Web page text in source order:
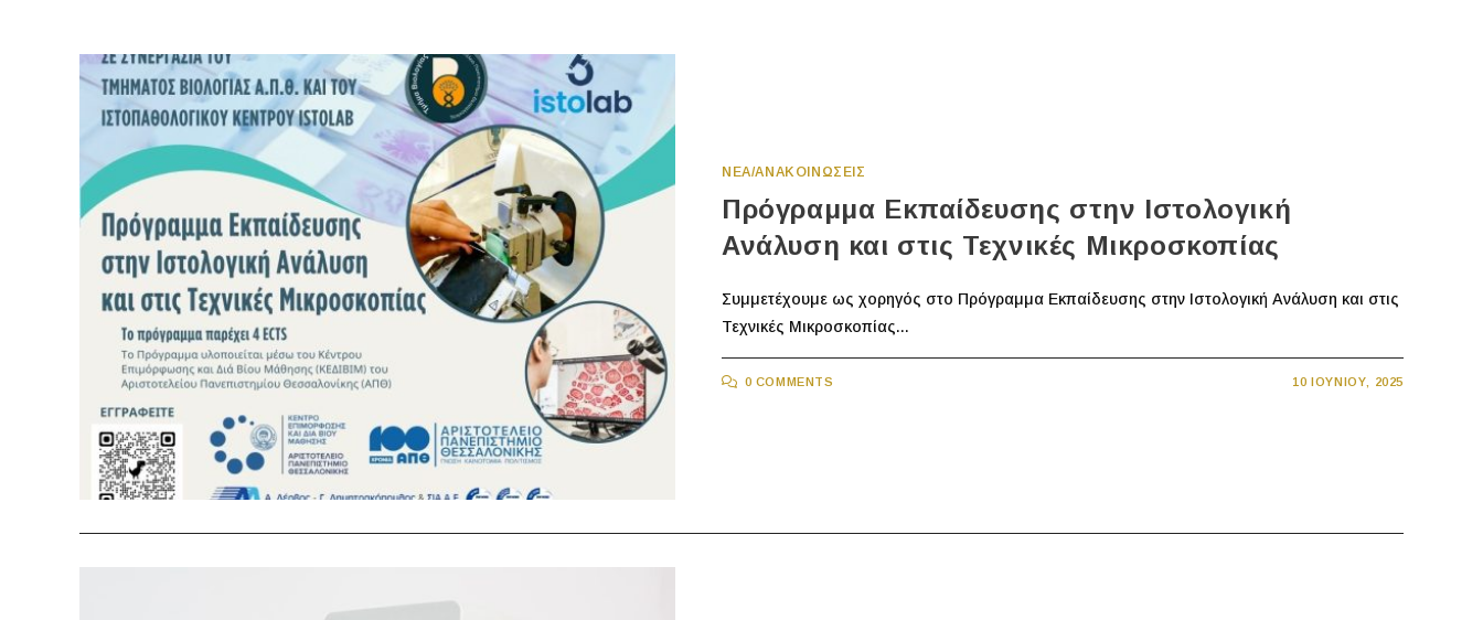
ΝΕΑ/ΑΝΑΚΟΙΝΩΣΕΙΣ
Πρόγραμμα Εκπαίδευσης στην Ιστολογική
Ανάλυση και στις Τεχνικές Μικροσκοπίας
Συμμετέχουμε ως χορηγός στο Πρόγραμμα Εκπαίδευσης στην Ιστολογική Ανάλυση και στις
Τεχνικές Μικροσκοπίας...
0 COMMENTS 10 ΙΟΥΝΊΟΥ, 2025